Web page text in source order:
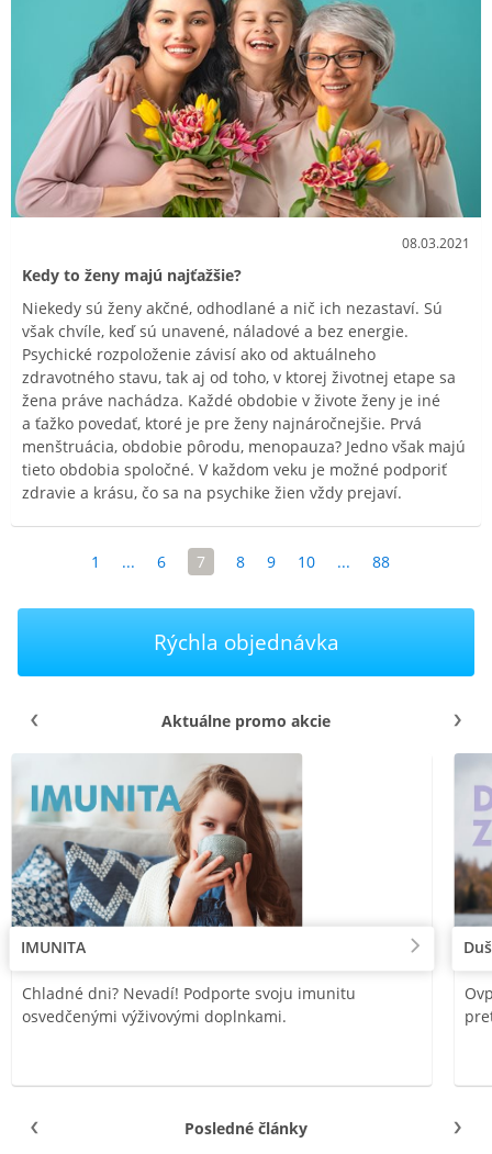
08.03.2021
Kedy to ženy majú najťažšie?
Niekedy sú ženy akčné, odhodlané a nič ich nezastaví. Sú
však chvíle, keď sú unavené, náladové a bez energie.
Psychické rozpoloženie závisí ako od aktuálneho
zdravotného stavu, tak aj od toho, v ktorej životnej etape sa
žena práve nachádza. Každé obdobie v živote ženy je iné
a ťažko povedať, ktoré je pre ženy najnáročnejšie. Prvá
menštruácia, obdobie pôrodu, menopauza? Jedno však majú
tieto obdobia spoločné. V každom veku je možné podporiť
zdravie a krásu, čo sa na psychike žien vždy prejaví.
1 ... 6 7 8 9 10 ... 88
Rýchla objednávka
Aktuálne promo akcie
IMUNITA
Chladné dni? Nevadí! Podporte svoju imunitu
osvedčenými výživovými doplnkami.
Posledné články